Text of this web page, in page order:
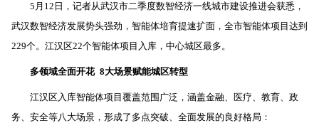
5月12日，记者从武汉市二季度数智经济一线城市建设推进会获悉，
武汉数智经济发展势头强劲，智能体培育提速扩面，全市智能体项目达到
229个。 江汉区22个智能体项目入库， 中心城区最多。
多领域全面开花 8大场景赋能城区转型
江汉区入库智能体项目覆盖范围广泛，涵盖金融、医疗、教育、政
务、安全等八大场景，形成了多点突破、全面发展的良好格局：